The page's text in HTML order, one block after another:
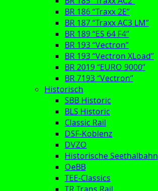
BR 186 “Traxx 2E”
BR 187 “Traxx AC3 LM”
BR 189 “ES 64 F4”
BR 193 “Vectron”
BR 193 “Vectron XLoad”
BR 2019 “EURO 9000”
BR 7193 “Vectron”
Historisch
SBB Historic
BLS Historic
Classic Rail
DSF-Koblenz
DVZO
Historische Seethalbahn
OeBB
TEE-Classics